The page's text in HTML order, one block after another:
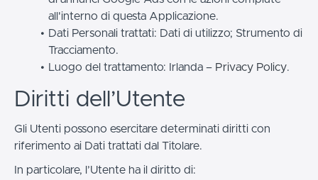
all'interno di questa Applicazione.
Dati Personali trattati: Dati di utilizzo; Strumento di
Tracciamento.
Luogo del trattamento: Irlanda – Privacy Policy.
Diritti dell’Utente
Gli Utenti possono esercitare determinati diritti con
riferimento ai Dati trattati dal Titolare.
In particolare, l’Utente ha il diritto di: